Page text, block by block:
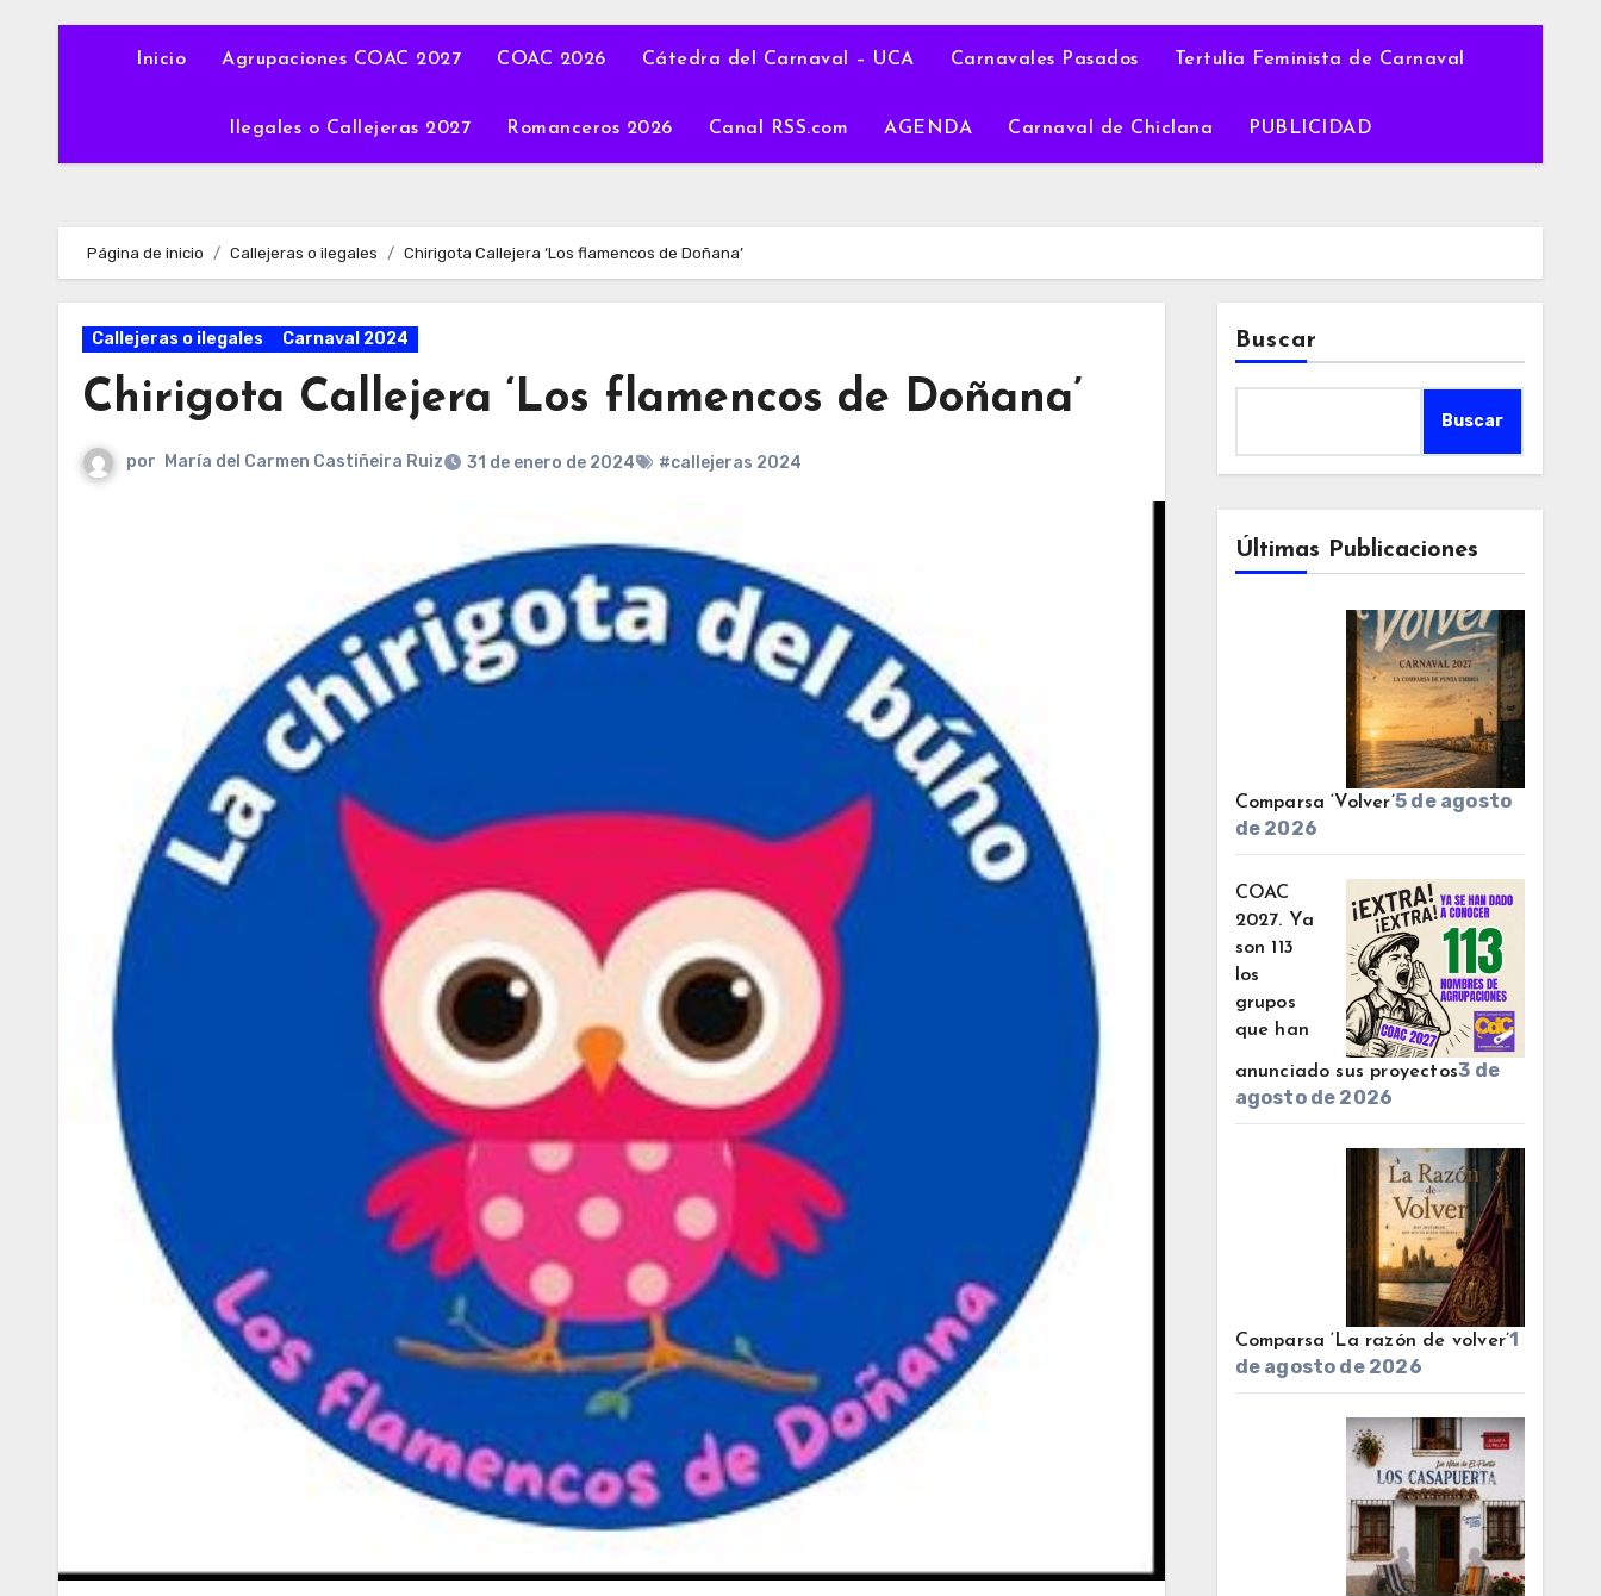
Inicio Agrupaciones COAC 2027 COAC 2026 Cátedra del Carnaval – UCA Carnavales Pasados Tertulia Feminista de Carnaval
Ilegales o Callejeras 2027 Romanceros 2026 Canal RSS.com AGENDA Carnaval de Chiclana PUBLICIDAD
Página de inicio Callejeras o ilegales Chirigota Callejera ‘Los flamencos de Doñana’
Callejeras o ilegales Carnaval 2024
Chirigota Callejera ‘Los flamencos de Doñana’
por María del Carmen Castiñeira Ruiz 31 de enero de 2024 #callejeras 2024
Buscar
Buscar
Últimas Publicaciones
Comparsa ‘Volver’5 de agosto
de 2026
COAC
2027. Ya
son 113
los
grupos
que han
anunciado sus proyectos3 de
agosto de 2026
Comparsa ‘La razón de volver’1
de agosto de 2026